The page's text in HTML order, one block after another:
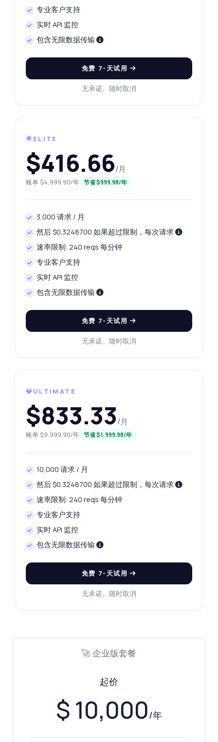
专业客户支持
实时 API 监控
包含无限数据传输
免费 7-天试用
无承诺。随时取消
🌟ELITE
$416.66/月
账单 $4,999.90/年 节省 $999.98/年
3,000 请求 / 月
然后 $0.3248700 如果超过限制，每次请求
速率限制: 240 reqs 每分钟
专业客户支持
实时 API 监控
包含无限数据传输
免费 7-天试用
无承诺。随时取消
💎ULTIMATE
$833.33/月
账单 $9,999.90/年 节省 $1,999.98/年
10,000 请求 / 月
然后 $0.3248700 如果超过限制，每次请求
速率限制: 240 reqs 每分钟
专业客户支持
实时 API 监控
包含无限数据传输
免费 7-天试用
无承诺。随时取消
🚀 企业版套餐
起价
$ 10,000/年
随便问
您好！关于 人工智能媒体生成 API 的任何问题
都可以问我 — 端点、价格、集成技巧，应有
我可以一次生成多张图像吗
如果图像生成失败该怎么办
这个 API 能做什么？ 给我一个代码示例
由 Zyla AI 回答 · 我倾向于询问支持